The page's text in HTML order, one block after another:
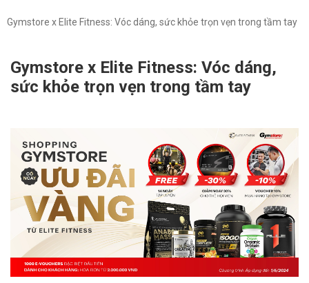
Gymstore x Elite Fitness: Vóc dáng, sức khỏe trọn vẹn trong tầm tay
Gymstore x Elite Fitness: Vóc dáng,
sức khỏe trọn vẹn trong tầm tay